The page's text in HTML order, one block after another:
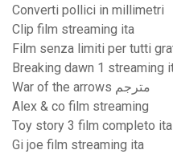
Converti pollici in millimetri
Clip film streaming ita
Film senza limiti per tutti
Breaking dawn 1 streaming
War of the arrows مترجم
Alex & co film streaming
Toy story 3 film completo
Gi joe film streaming ita